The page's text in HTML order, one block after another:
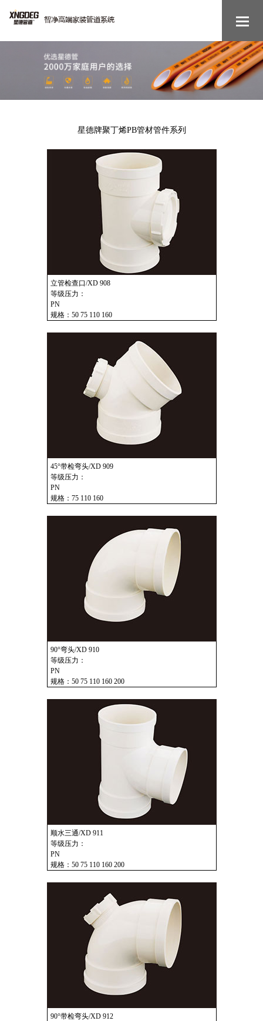
星德牌聚丁烯PB管材管件系列
立管检查口/XD 908
等级压力：
PN
规格：50 75 110 160
45°带检弯头/XD 909
等级压力：
PN
规格：75 110 160
90°弯头/XD 910
等级压力：
PN
规格：50 75 110 160 200
顺水三通/XD 911
等级压力：
PN
规格：50 75 110 160 200
90°带检弯头/XD 912